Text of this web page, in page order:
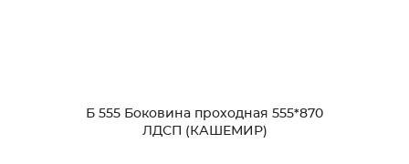
Б 555 Боковина проходная 555*870
ЛДСП (КАШЕМИР)